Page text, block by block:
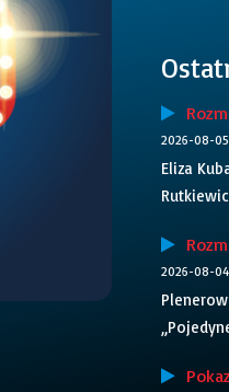
2026-08-05
Eliza
2026-08-04